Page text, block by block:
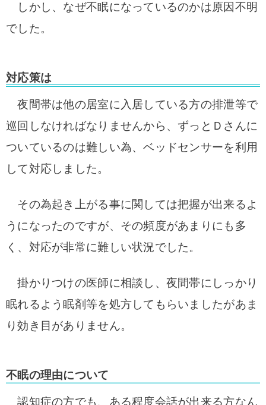
しかし、なぜ不眠になっているのかは原因不明
でした。
対応策は
夜間帯は他の居室に入居している方の排泄等で
巡回しなければなりませんから、ずっとＤさんに
ついているのは難しい為、ベッドセンサーを利用
して対応しました。
その為起き上がる事に関しては把握が出来るよ
うになったのですが、その頻度があまりにも多
く、対応が非常に難しい状況でした。
掛かりつけの医師に相談し、夜間帯にしっかり
眠れるよう眠剤等を処方してもらいましたがあま
り効き目がありません。
不眠の理由について
認知症の方でも、ある程度会話が出来る方なん